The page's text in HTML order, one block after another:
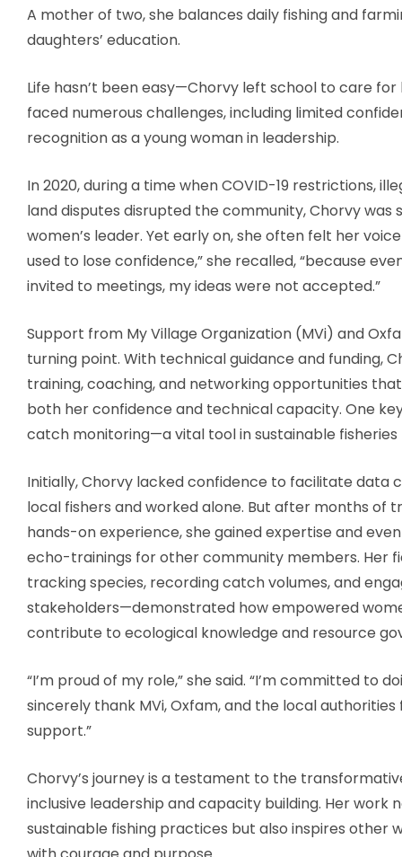
A mother of two, she balances daily fishing and
daughters’ education.
Life hasn’t been easy—Chorvy left school to care
faced numerous challenges, including limited
recognition as a young woman in leadership.
In 2020, during a time when COVID-19 restrictions,
land disputes disrupted the community, Chorvy was
women’s leader. Yet early on, she often felt her
used to lose confidence,” she recalled, “because
invited to meetings, my ideas were not accepted.”
Support from My Village Organization (MVi) and
turning point. With technical guidance and funding,
training, coaching, and networking opportunities
both her confidence and technical capacity. One
catch monitoring—a vital tool in sustainable
Initially, Chorvy lacked confidence to facilitate data
local fishers and worked alone. But after months of
hands-on experience, she gained expertise and
echo-trainings for other community members. Her
tracking species, recording catch volumes, and
stakeholders—demonstrated how empowered
contribute to ecological knowledge and resource
“I’m proud of my role,” she said. “I’m committed to
sincerely thank MVi, Oxfam, and the local
support.”
Chorvy’s journey is a testament to the
inclusive leadership and capacity building. Her work
sustainable fishing practices but also inspires other